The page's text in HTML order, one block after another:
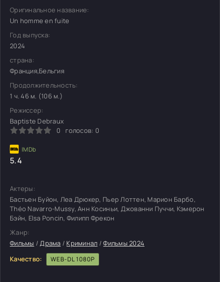
Оригинальное название:
Un homme en fuite
Год выпуска:
2024
страна:
Франция,Бельгия
Продолжительность:
1 ч. 46 м. (106 м.)
Режиссер:
Baptiste Debraux
0
голосов: 0
5.4
Актеры:
Бастьен Буйон, Леа Дрюкер, Пьер Лоттен, Марион Барбо,
Théo Navarro-Mussy, Анн Косиньи, Джованни Пуччи, Кэмерон
Бэйн, Elsa Poncin, Филипп Фрекон
Жанр:
Фильмы /Драма / Криминал /Фильмы 2024
Качество:
WEB-DL 1080P